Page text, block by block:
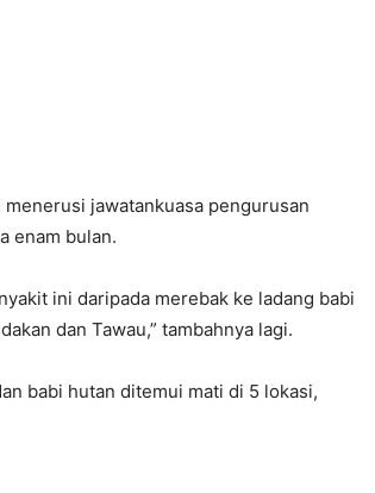
jawatankuasa pengurusan
enam bulan.
ini daripada merebak ke ladang babi
dan Tawau,” tambahnya lagi.
babi hutan ditemui mati di 5 lokasi,